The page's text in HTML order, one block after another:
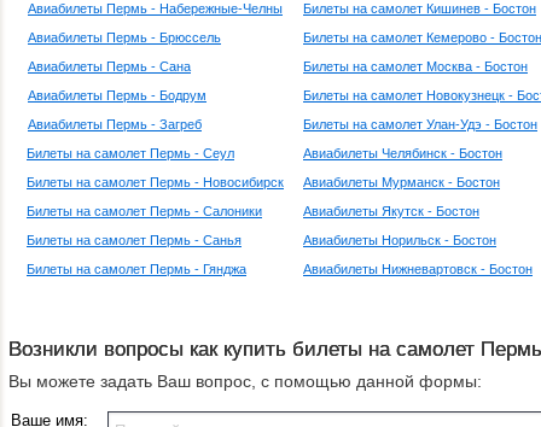
Авиабилеты Пермь - Набережные-Челны
Авиабилеты Пермь - Брюссель
Авиабилеты Пермь - Сана
Авиабилеты Пермь - Бодрум
Авиабилеты Пермь - Загреб
Билеты на самолет Пермь - Сеул
Билеты на самолет Пермь - Новосибирск
Билеты на самолет Пермь - Салоники
Билеты на самолет Пермь - Санья
Билеты на самолет Пермь - Гянджа
Билеты на самолет Кишинев - Бостон
Билеты на самолет Кемерово - Бостон
Билеты на самолет Москва - Бостон
Билеты на самолет Новокузнецк -
Билеты на самолет Улан-Удэ - Бостон
Авиабилеты Челябинск - Бостон
Авиабилеты Мурманск - Бостон
Авиабилеты Якутск - Бостон
Авиабилеты Норильск - Бостон
Авиабилеты Нижневартовск - Бостон
Возникли вопросы как купить билеты на самолет
Вы можете задать Ваш вопрос, с помощью данной формы:
Ваше имя: